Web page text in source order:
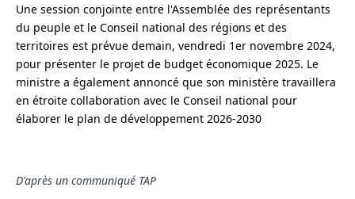
Une session conjointe entre l'Assemblée des représentants
du peuple et le Conseil national des régions et des
territoires est prévue demain, vendredi 1er novembre 2024,
pour présenter le projet de budget économique 2025. Le
ministre a également annoncé que son ministère travaillera
en étroite collaboration avec le Conseil national pour
élaborer le plan de développement 2026-2030
D'après un communiqué TAP